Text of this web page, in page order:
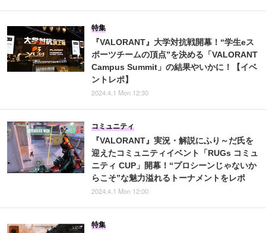
『VALORANT』大学対抗戦開幕！“学生eス
ポーツチームの頂点”を決める「VALORANT
Campus Summit」の結果やいかに！【イベ
ントレポ】
特集
2024.4.1 Mon 12:30
『VALORANT』実況・解説にふり～だ氏を
迎えたコミュニティイベント「RUGs コミュ
ニティ CUP」開幕！“プロシーンじゃないか
らこそ”な魅力溢れるトーナメントをレポ
コミュニティ
2024.4.1 Mon 12:00
特集